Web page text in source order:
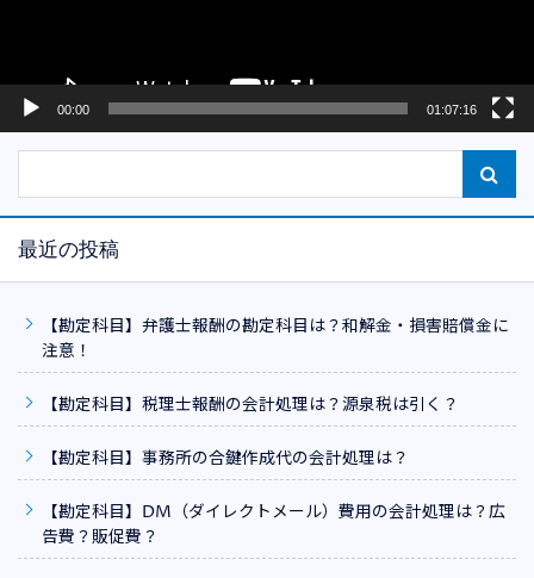
00:00 01:07:16
最近の投稿
【勘定科目】弁護士報酬の勘定科目は？和解金・損害賠償金に
注意！
【勘定科目】税理士報酬の会計処理は？源泉税は引く？
【勘定科目】事務所の合鍵作成代の会計処理は？
【勘定科目】DM（ダイレクトメール）費用の会計処理は？広
告費？販促費？